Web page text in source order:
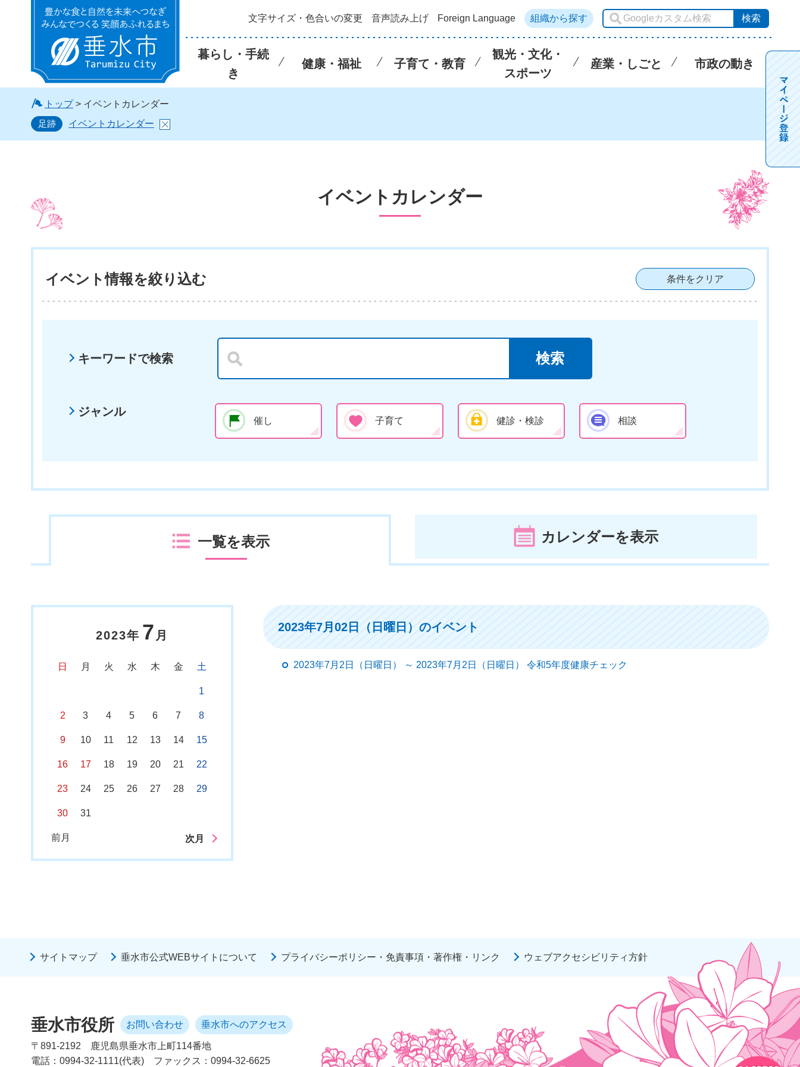
垂水市 文字サイズ・色合いの変更 音声読み上げ Foreign Language 組織から探す
暮らし・手続
き
健康・福祉 子育て・教育
観光・文化・
スポーツ
産業・しごと 市政の動き
トップ> イベントカレンダー
足跡
イベントカレンダー
イベントカレンダー
イベント情報を絞り込む 条件をクリア
キーワードで検索
ジャンル
催し 子育て 健診・検診 相談
一覧を表示 カレンダーを表示
2023年 7 月
日 月 火 水 木 金 土
1
2 3 4 5 6 7 8
9 10 11 12 13 14 15
16 17 18 19 20 21 22
23 24 25 26 27 28 29
30 31
前月 次月
2023年7月02日（日曜日）のイベント
2023年7月2日（日曜日） ～ 2023年7月2日（日曜日） 令和5年度健康チェック
サイトマップ 垂水市公式WEBサイトについて プライバシーポリシー・免責事項・著作権・リンク ウェブアクセシビリティ方針
垂水市役所 お問い合わせ 垂水市へのアクセス
〒891-2192
鹿児島県垂水市上町114番地
電話：0994-32-1111(代表)
ファックス：0994-32-6625